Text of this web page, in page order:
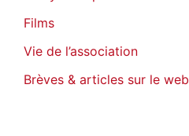
Films
Vie de l’association
Brèves & articles sur le web